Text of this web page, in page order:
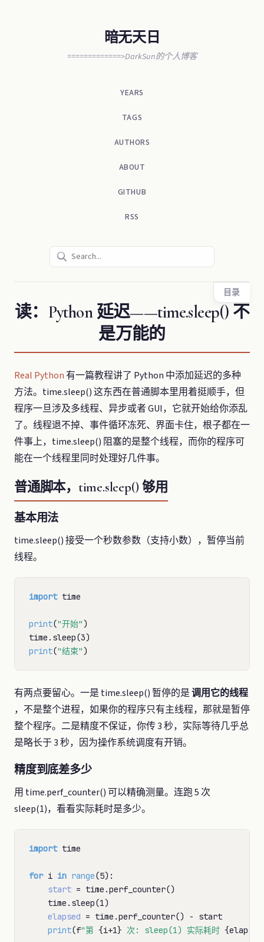
暗无天日
=============>DarkSun的个人博客
YEARS
TAGS
AUTHORS
ABOUT
GITHUB
RSS
读：Python 延迟——time.sleep() 不
是万能的
目录
Real Python有一篇教程讲了 Python 中添加延迟的多种
方法。time.sleep() 这东西在普通脚本里用着挺顺手，但
程序一旦涉及多线程、异步或者 GUI，它就开始给你添乱
了。线程退不掉、事件循环冻死、界面卡住，根子都在一
件事上，time.sleep() 阻塞的是整个线程，而你的程序可
能在一个线程里同时处理好几件事。
普通脚本，time.sleep() 够用
基本用法
time.sleep() 接受一个秒数参数（支持小数），暂停当前
线程。
import time
print("开始")
print("结束"
有两点要留心。一是 time.sleep() 暂停的是调用它的线程
，不是整个进程，如果你的程序只有主线程，那就是暂停
整个程序。二是精度不保证，你传 3 秒，实际等待几乎总
是略长于 3 秒，因为操作系统调度有开销。
精度到底差多少
用 time.perf_counter() 可以精确测量。连跑 5 次
sleep(1)，看看实际耗时是多少。
import time
for i in range(5):
start = time.perf_counter()
    time.sleep(1)
elapsed = time.perf_counter() -
start
print(f"第 {i+1} 次: sleep(1) 实际耗时